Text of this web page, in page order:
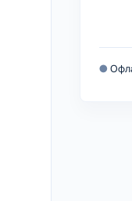
●